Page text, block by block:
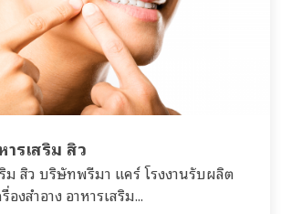
รเสริม สิว
ม สิว บริษัทพรีมา แคร์ โรงงานรับผลิต
องสำอาง อาหารเสริม...